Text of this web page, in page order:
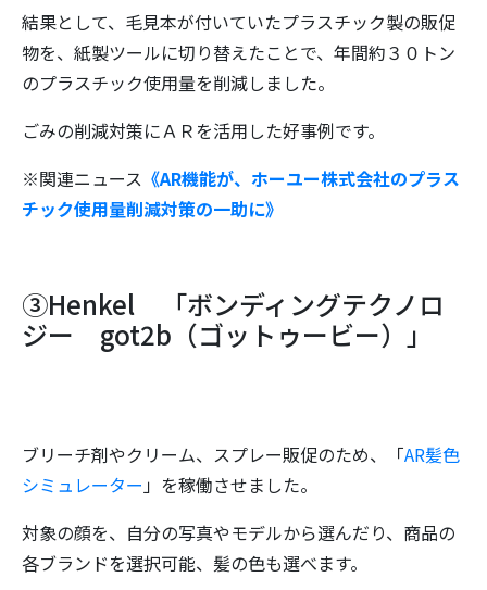
結果として、毛見本が付いていたプラスチック製の販促
物を、紙製ツールに切り替えたことで、年間約３０トン
のプラスチック使用量を削減しました。
ごみの削減対策にＡＲを活用した好事例です。
※関連ニュース 《AR機能が、ホーユー株式会社のプラス
チック使用量削減対策の一助に》
③Henkel 「ボンディングテクノロ
ジー got2b（ゴットゥービー）」
ブリーチ剤やクリーム、スプレー販促のため、「AR髪色
シミュレーター 」を稼働させました。
対象の顔を、自分の写真やモデルから選んだり、商品の
各ブランドを選択可能、髪の色も選べます。